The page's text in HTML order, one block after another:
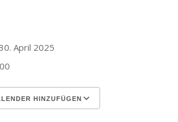
April 2025
HINZUFÜGEN